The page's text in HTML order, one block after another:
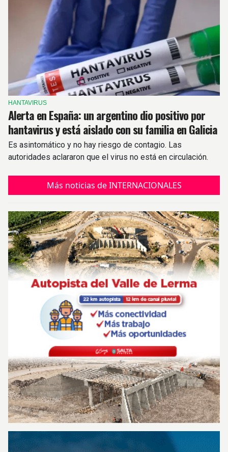
HANTAVIRUS
Alerta en España: un argentino dio positivo por
hantavirus y está aislado con su familia en Galicia
Es asintomático y no hay riesgo de contagio. Las
autoridades aclararon que el virus no está en circulación.
Más noticias de INTERNACIONALES